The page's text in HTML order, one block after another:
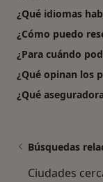
¿Qué idiomas
¿Cómo puedo
¿Para cuándo
¿Qué opinan los
¿Qué
Búsquedas
Ciudades